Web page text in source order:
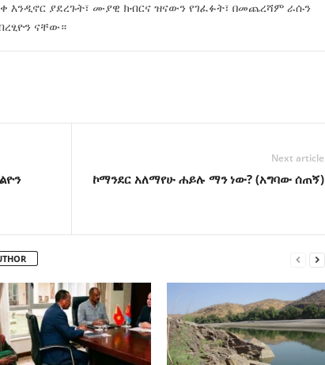
እንዲኖር ያደረጉት፣ ሙያዊ ክብርና ዝናውን የገፈፉት፣ በመጨረሻም ራሱን
ናቸው።
Next article
ኮማንደር አለማየሁ ሐይሉ ማን ነው? (አግባው ሰጠኝ)